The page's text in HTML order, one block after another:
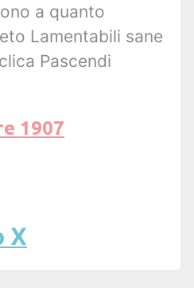
a quanto
Lamentabili sane
Pascendi
1907
X